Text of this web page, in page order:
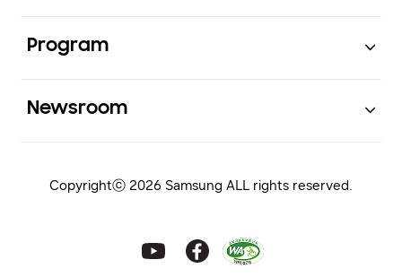
Program
Newsroom
Copyrightⓒ 2026 Samsung ALL rights reserved.